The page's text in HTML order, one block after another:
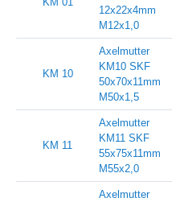
12x22x4mm
M12x1,0
KM 10
Axelmutter
KM10 SKF
50x70x11mm
M50x1,5
KM 11
Axelmutter
KM11 SKF
55x75x11mm
M55x2,0
Axelmutter